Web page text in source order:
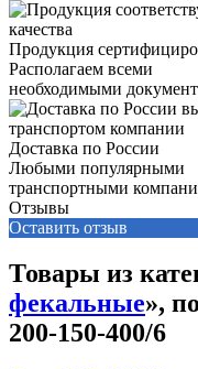
Продукция
Располагаем всеми
необходимыми
Доставка по России
Любыми популярными
транспортными
Отзывы
Оставить отзыв
Товары из
фекальные»,
200-150-400/6